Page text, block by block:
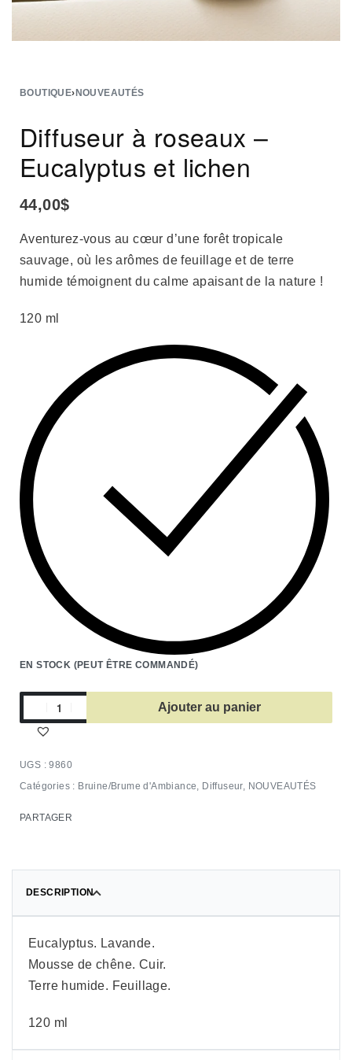
BOUTIQUE› NOUVEAUTÉS
Diffuseur à roseaux –
Eucalyptus et lichen
44,00$
Aventurez-vous au cœur d’une forêt tropicale
sauvage, où les arômes de feuillage et de terre
humide témoignent du calme apaisant de la nature !
120 ml
EN STOCK (PEUT ÊTRE COMMANDÉ)
Ajouter au panier
9860
Catégories : Bruine/Brume d'Ambiance, Diffuseur, NOUVEAUTÉS
PARTAGER
DESCRIPTION
Eucalyptus. Lavande.
Mousse de chêne. Cuir.
Terre humide. Feuillage.
120 ml